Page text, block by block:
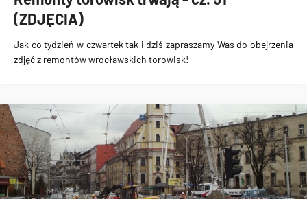
(ZDJĘCIA)
Jak co tydzień w czwartek tak i dziś zapraszamy Was do obejrzenia
zdjęć z remontów wrocławskich torowisk!